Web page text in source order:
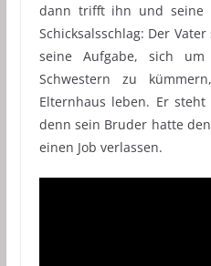
dann trifft ihn und seine
Schicksalsschlag: Der
seine Aufgabe, sich
Schwestern zu
Elternhaus leben. Er
denn sein Bruder hatte
einen Job verlassen.